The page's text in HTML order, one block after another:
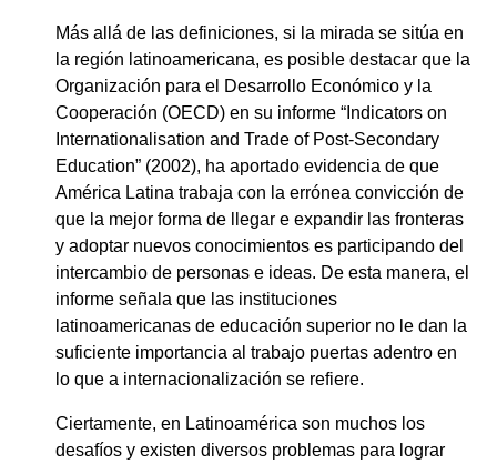
Más allá de las definiciones, si la mirada se sitúa en
la región latinoamericana, es posible destacar que la
Organización para el Desarrollo Económico y la
Cooperación (OECD) en su informe “Indicators on
Internationalisation and Trade of Post-Secondary
Education” (2002), ha aportado evidencia de que
América Latina trabaja con la errónea convicción de
que la mejor forma de llegar e expandir las fronteras
y adoptar nuevos conocimientos es participando del
intercambio de personas e ideas. De esta manera, el
informe señala que las instituciones
latinoamericanas de educación superior no le dan la
suficiente importancia al trabajo puertas adentro en
lo que a internacionalización se refiere.
Ciertamente, en Latinoamérica son muchos los
desafíos y existen diversos problemas para lograr